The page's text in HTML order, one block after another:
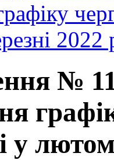
2022
№
у